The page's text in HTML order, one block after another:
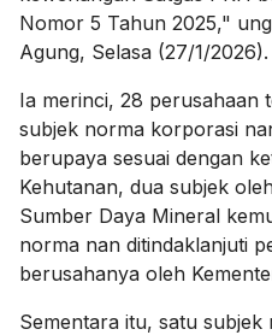
Nomor 5 Tahun 2025,"
Agung, Selasa (27/1/2026).
Ia merinci, 28 perusahaan
subjek norma korporasi
berupaya sesuai dengan
Kehutanan, dua subjek
Sumber Daya Mineral
norma nan ditindaklanjuti
berusahanya oleh
Sementara itu, satu